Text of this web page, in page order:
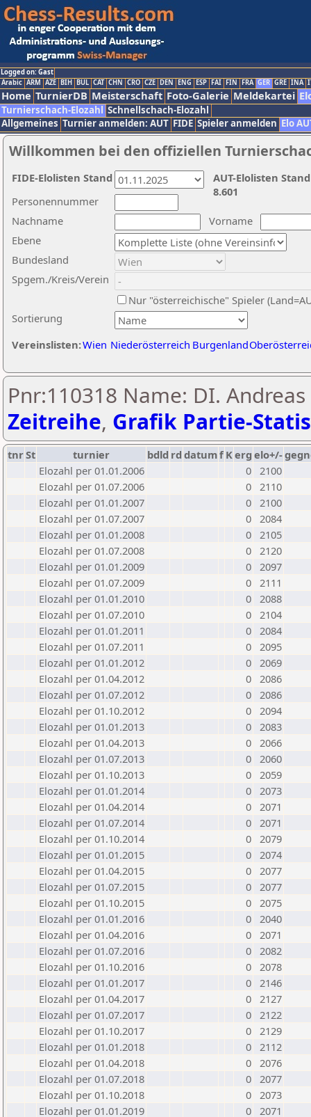
Logged on: Gast
Arabic ARM AZE BIH BUL CAT CHN CRO CZE DEN ENG ESP FAI FIN FRA GER GRE INA
Home TurnierDB Meisterschaft Foto-Galerie Meldekartei
Turnierschach-Elozahl Schnellschach-Elozahl
Allgemeines Turnier anmelden: AUT FIDE Spieler anmelden Elo
Willkommen bei den offiziellen
Nachname
Vorname
Ebene
Sortierung
Personennummer
Bundesland
Spgem./Kreis/Verein
Nur "österreichische" Spieler
Vereinslisten:Wien Niederösterreich Burgenland
AUT-Elolisten
8.601
FIDE-Elolisten Stand
Pnr:110318 Name: DI.
Zeitreihe, Grafik Partie-
tnrSt turnier bdld rd datumf Kerg elo+/-
Elozahl per 01.01.2006
0 2100
Elozahl per 01.07.2006
0 2110
Elozahl per 01.01.2007
0 2100
Elozahl per 01.07.2007
0 2084
Elozahl per 01.01.2008
0 2105
Elozahl per 01.07.2008
0 2120
Elozahl per 01.01.2009
0 2097
Elozahl per 01.07.2009
0 2111
Elozahl per 01.01.2010
0 2088
Elozahl per 01.07.2010
0 2104
Elozahl per 01.01.2011
0 2084
Elozahl per 01.07.2011
0 2095
Elozahl per 01.01.2012
0 2069
Elozahl per 01.04.2012
0 2086
Elozahl per 01.07.2012
0 2086
Elozahl per 01.10.2012
0 2094
Elozahl per 01.01.2013
0 2083
Elozahl per 01.04.2013
0 2066
Elozahl per 01.07.2013
0 2060
Elozahl per 01.10.2013
0 2059
Elozahl per 01.01.2014
0 2073
Elozahl per 01.04.2014
0 2071
Elozahl per 01.07.2014
0 2071
Elozahl per 01.10.2014
0 2079
Elozahl per 01.01.2015
0 2074
Elozahl per 01.04.2015
0 2077
Elozahl per 01.07.2015
0 2077
Elozahl per 01.10.2015
0 2075
Elozahl per 01.01.2016
0 2040
Elozahl per 01.04.2016
0 2071
Elozahl per 01.07.2016
0 2082
Elozahl per 01.10.2016
0 2078
Elozahl per 01.01.2017
0 2146
Elozahl per 01.04.2017
0 2127
Elozahl per 01.07.2017
0 2122
Elozahl per 01.10.2017
0 2129
Elozahl per 01.01.2018
0 2112
Elozahl per 01.04.2018
0 2076
Elozahl per 01.07.2018
0 2077
Elozahl per 01.10.2018
0 2073
Elozahl per 01.01.2019
0 2071